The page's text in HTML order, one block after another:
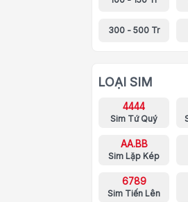
300 - 500 Tr
LOẠI SIM
4444
Sim Tứ Quý
AA.BB
Sim Lặp Kép
6789
Sim Tiến Lên